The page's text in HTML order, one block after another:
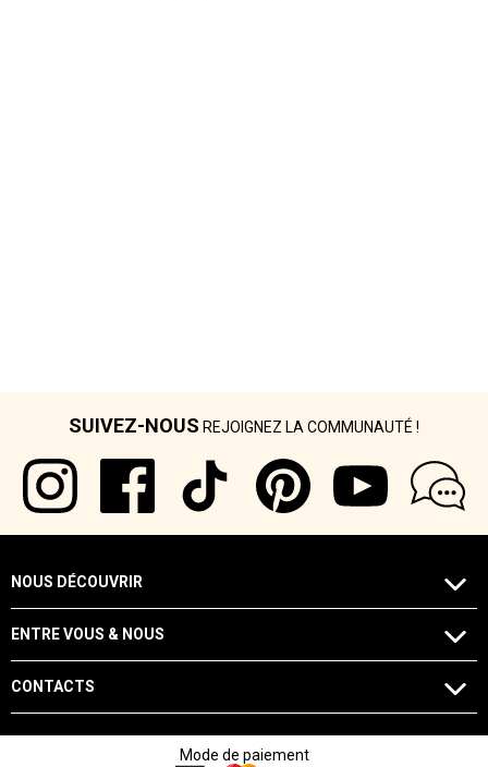
SUIVEZ-NOUS REJOIGNEZ LA COMMUNAUTÉ !
NOUS DÉCOUVRIR
ENTRE VOUS & NOUS
CONTACTS
Mode de paiement